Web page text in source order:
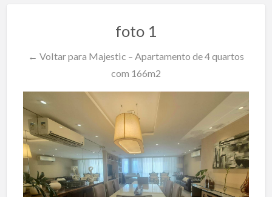
foto 1
← Voltar para Majestic – Apartamento de 4 quartos
com 166m2